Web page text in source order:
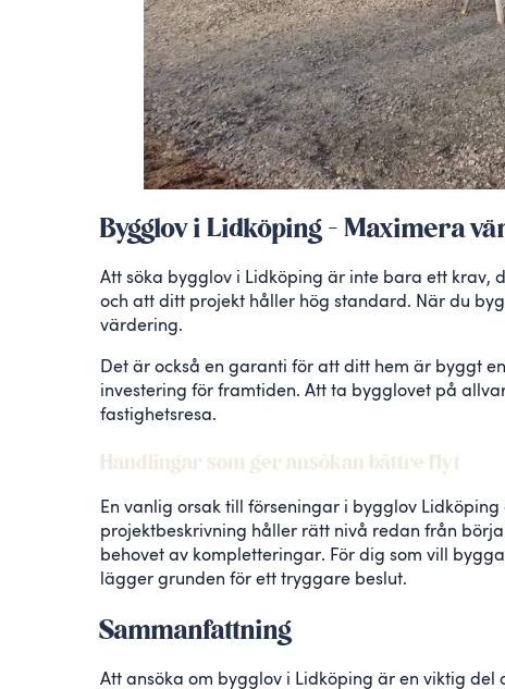
Bygglov i Lidköping – Maximera
Att söka bygglov i Lidköping är inte bara ett krav,
och att ditt projekt håller hög standard. När du
värdering.
Det är också en garanti för att ditt hem är byggt
investering för framtiden. Att ta bygglovet på
fastighetsresa.
Handlingar som ger ansökan bättre flyt
En vanlig orsak till förseningar i bygglov
projektbeskrivning håller rätt nivå redan från
behovet av kompletteringar. För dig som vill
lägger grunden för ett tryggare beslut.
Sammanfattning
Att ansöka om bygglov i Lidköping är en viktig